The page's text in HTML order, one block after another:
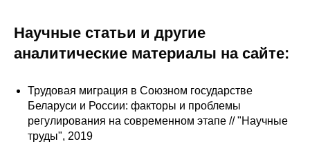
Сотрудники
Отчетность
Противодействие коррупции
Научные статьи и другие
аналитические материалы на сайте:
Трудовая миграция в Союзном государстве
Беларуси и России: факторы и проблемы
регулирования на современном этапе // "Научные
труды", 2019